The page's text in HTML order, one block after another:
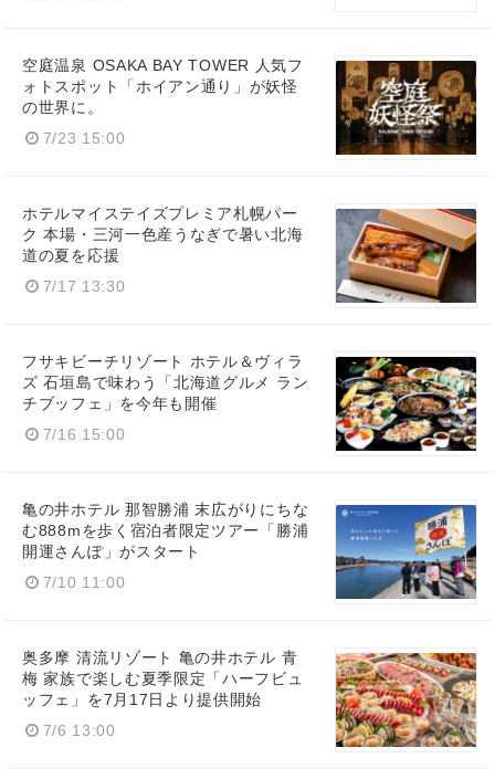
空庭温泉 OSAKA BAY TOWER 人気フ
ォトスポット「ホイアン通り」が妖怪
の世界に。
7/23 15:00
ホテルマイステイズプレミア札幌パー
ク 本場・三河一色産うなぎで暑い北海
道の夏を応援
7/17 13:30
フサキビーチリゾート ホテル＆ヴィラ
ズ 石垣島で味わう「北海道グルメ ラン
チブッフェ」を今年も開催
7/16 15:00
亀の井ホテル 那智勝浦 末広がりにちな
む888mを歩く宿泊者限定ツアー「勝浦
開運さんぽ」がスタート
7/10 11:00
奥多摩 清流リゾート 亀の井ホテル 青
梅 家族で楽しむ夏季限定「ハーフビュ
ッフェ」を7月17日より提供開始
7/6 13:00